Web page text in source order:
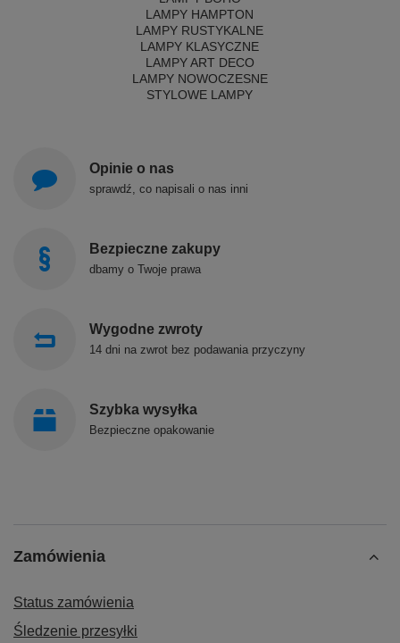
LAMPY HAMPTON
LAMPY RUSTYKALNE
LAMPY KLASYCZNE
LAMPY ART DECO
LAMPY NOWOCZESNE
STYLOWE LAMPY
Opinie o nas
sprawdź, co napisali o nas inni
Bezpieczne zakupy
dbamy o Twoje prawa
Wygodne zwroty
14 dni na zwrot bez podawania przyczyny
Szybka wysyłka
Bezpieczne opakowanie
Zamówienia
Status zamówienia
Śledzenie przesyłki